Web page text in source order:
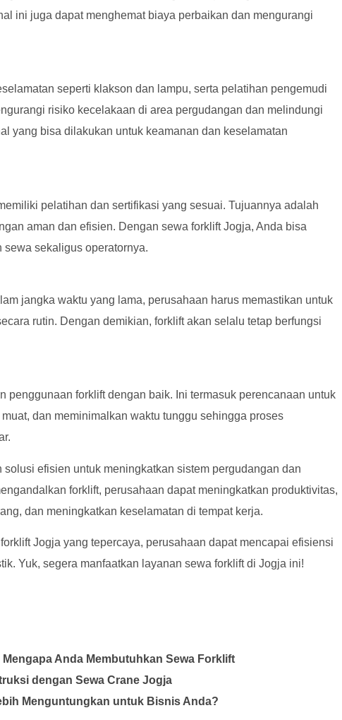
ini juga dapat menghemat biaya perbaikan dan mengurangi
seperti klakson dan lampu, serta pelatihan pengemudi
risiko kecelakaan di area pergudangan dan melindungi
yang bisa dilakukan untuk keamanan dan keselamatan
pelatihan dan sertifikasi yang sesuai. Tujuannya adalah
aman dan efisien. Dengan sewa forklift Jogja, Anda bisa
sekaligus operatornya.
jangka waktu yang lama, perusahaan harus memastikan untuk
rutin. Dengan demikian, forklift akan selalu tetap berfungsi
penggunaan forklift dengan baik. Ini termasuk perencanaan untuk
dan meminimalkan waktu tunggu sehingga proses
efisien untuk meningkatkan sistem pergudangan dan
forklift, perusahaan dapat meningkatkan produktivitas,
dan meningkatkan keselamatan di tempat kerja.
Jogja yang tepercaya, perusahaan dapat mencapai efisiensi
Yuk, segera manfaatkan layanan sewa forklift di Jogja ini!
Anda Membutuhkan Sewa Forklift
dengan Sewa Crane Jogja
Menguntungkan untuk Bisnis Anda?